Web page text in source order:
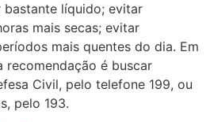
bastante líquido; evitar
mais secas; evitar
mais quentes do dia. Em
recomendação é buscar
Civil, pelo telefone 199, ou
pelo 193.